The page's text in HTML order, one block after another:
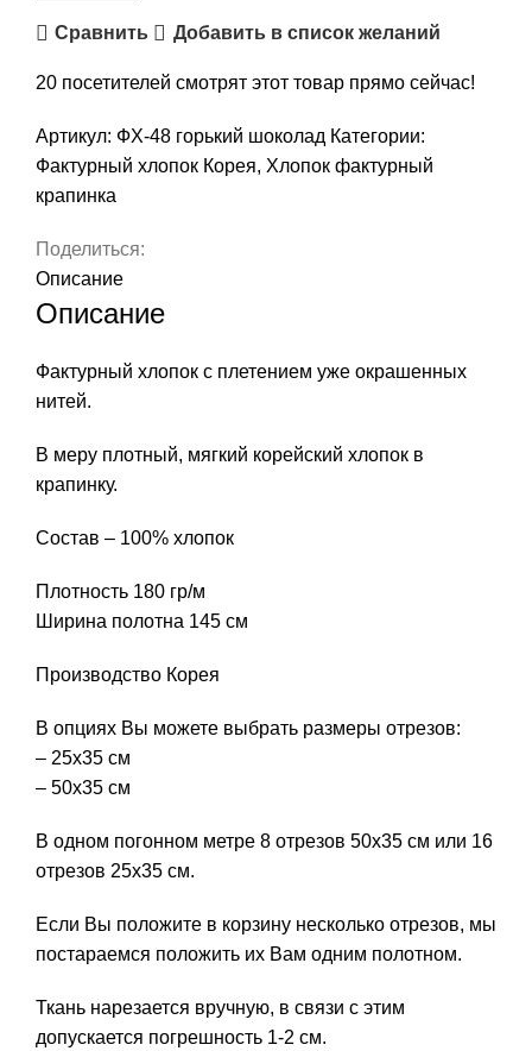
Сравнить Добавить в список желаний
20 посетителей смотрят этот товар прямо сейчас!
Артикул: ФХ-48 горький шоколад Категории:
Фактурный хлопок Корея, Хлопок фактурный
крапинка
Поделиться:
Описание
Описание
Фактурный хлопок с плетением уже окрашенных
нитей.
В меру плотный, мягкий корейский хлопок в
крапинку.
Состав – 100% хлопок
Плотность 180 гр/м
Ширина полотна 145 см
Производство Корея
В опциях Вы можете выбрать размеры отрезов:
– 25х35 см
– 50х35 см
В одном погонном метре 8 отрезов 50х35 см или 16
отрезов 25х35 см.
Если Вы положите в корзину несколько отрезов, мы
постараемся положить их Вам одним полотном.
Ткань нарезается вручную, в связи с этим
допускается погрешность 1-2 см.